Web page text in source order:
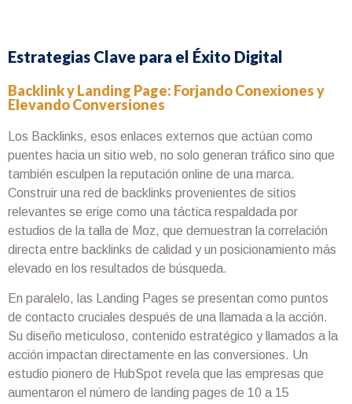
Estrategias Clave para el Éxito Digital
Backlink y Landing Page: Forjando Conexiones y
Elevando Conversiones
Los Backlinks, esos enlaces externos que actúan como
puentes hacia un sitio web, no solo generan tráfico sino que
también esculpen la reputación online de una marca.
Construir una red de backlinks provenientes de sitios
relevantes se erige como una táctica respaldada por
estudios de la talla de Moz, que demuestran la correlación
directa entre backlinks de calidad y un posicionamiento más
elevado en los resultados de búsqueda.
En paralelo, las Landing Pages se presentan como puntos
de contacto cruciales después de una llamada a la acción.
Su diseño meticuloso, contenido estratégico y llamados a la
acción impactan directamente en las conversiones. Un
estudio pionero de HubSpot revela que las empresas que
aumentaron el número de landing pages de 10 a 15